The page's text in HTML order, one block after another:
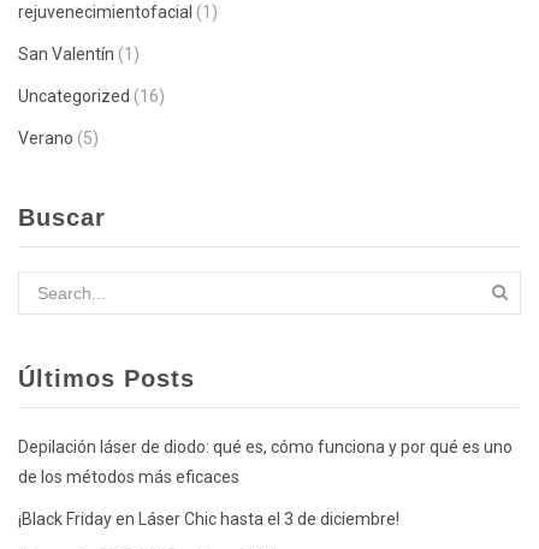
rejuvenecimientofacial (1)
San Valentín (1)
Uncategorized (16)
Verano (5)
Buscar
Últimos Posts
Depilación láser de diodo: qué es, cómo funciona y por qué es uno
de los métodos más eficaces
¡Black Friday en Láser Chic hasta el 3 de diciembre!